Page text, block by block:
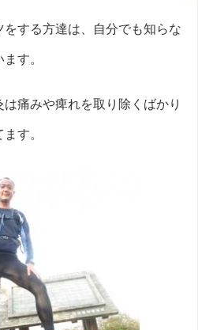
する方達は、自分でも知らな
す。
痛みや痺れを取り除くばかり
す。